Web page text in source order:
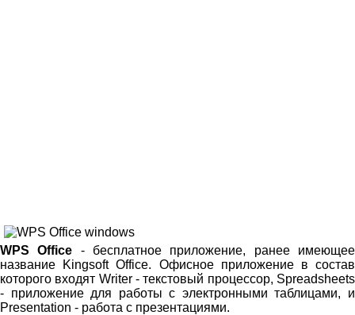
WPS Office - бесплатное приложение, ранее имеющее
название Kingsoft Office. Офисное приложение в состав
которого входят Writer - текстовый процессор, Spreadsheets
- приложение для работы с электронными таблицами, и
Presentation - работа с презентациями.